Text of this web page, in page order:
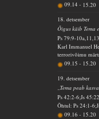
09.14- 15.20
18. detsember
Õigus käib Tema
Ps 79:9-
Karl Immanuel
terrorivõimu
09.15- 15.20
19. detsember
„Tema peab
Ps 42:2-6;Js
Õhtul: Ps 24:1-
09.16- 15.20